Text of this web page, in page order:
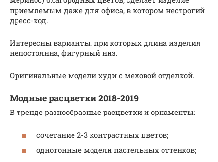
приемлемым даже для офиса, в котором нестрогий
дресс-код.
Интересны варианты, при которых длина изделия
непостоянна, фигурный низ.
Оригинальные модели худи с меховой отделкой.
Модные расцветки 2018-2019
В тренде разнообразные расцветки и орнаменты:
сочетание 2-3 контрастных цветов;
однотонные модели пастельных оттенков;